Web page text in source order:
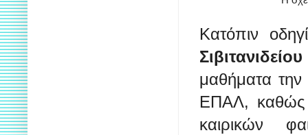
Κατόπιν
μαθήματα την
ΕΠΑΛ, καθώς
καιρικών